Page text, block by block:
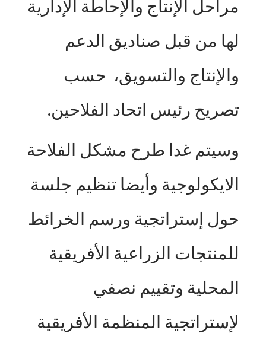
مراحل الإنتاج والإحاطة الإدارية
لها من قبل صناديق الدعم
والإنتاج والتسويق، حسب
تصريح رئيس اتحاد الفلاحين.
وسيتم غدا طرح مشكل الفلاحة
الايكولوجية وأيضا تنظيم جلسة
حول إستراتجية ورسم الخرائط
للمنتجات الزراعية الأفريقية
المحلية وتقييم نصفي
لإستراتجية المنظمة الأفريقية